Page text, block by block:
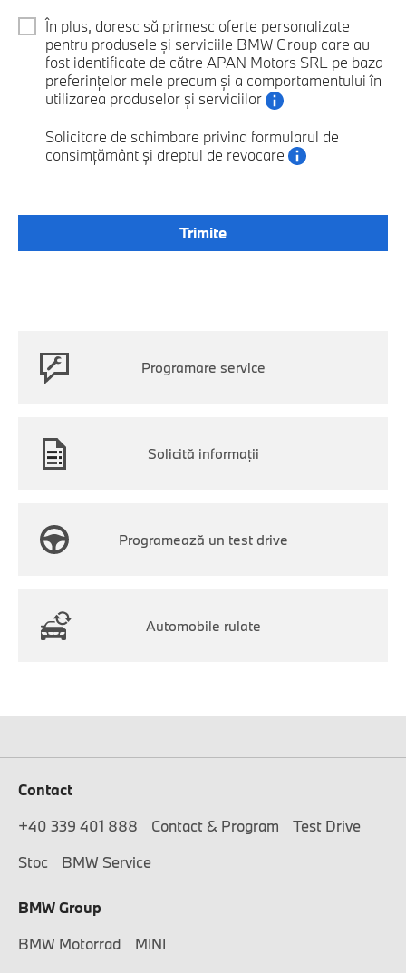
În plus, doresc să primesc oferte personalizate
pentru produsele și serviciile BMW Group care au
fost identificate de către APAN Motors SRL pe baza
preferințelor mele precum și a comportamentului în
utilizarea produselor și serviciilor
Solicitare de schimbare privind formularul de
consimțământ și dreptul de revocare
Programare service
Solicită informații
Programează un test drive
Automobile rulate
Contact
+40 339 401 888
Contact & Program
Test Drive
Stoc
BMW Service
BMW Group
BMW Motorrad
MINI